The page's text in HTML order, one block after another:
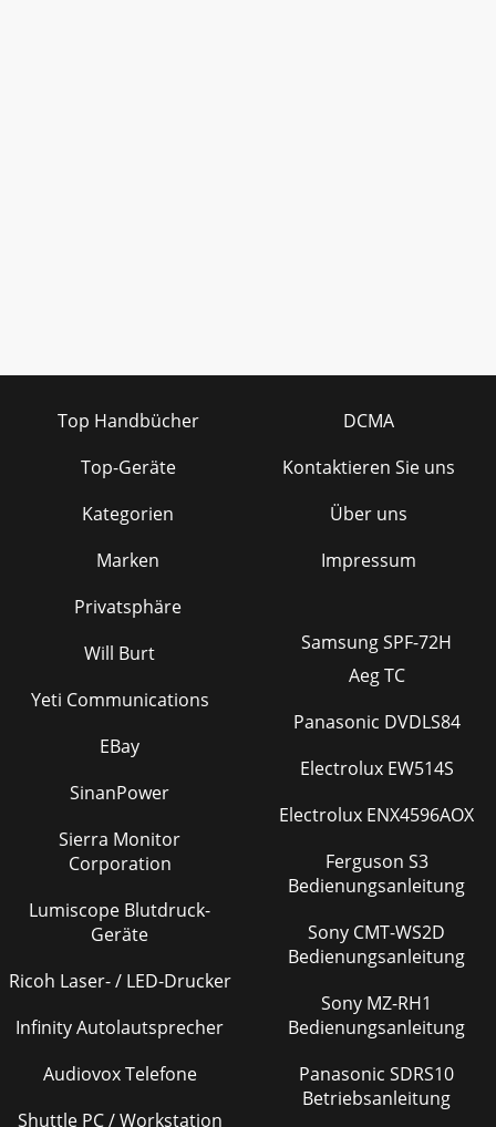
Top Handbücher
Top-Geräte
Kategorien
Marken
Privatsphäre
DCMA
Kontaktieren Sie uns
Über uns
Impressum
Will Burt
Yeti Communications
EBay
SinanPower
Sierra Monitor
Corporation
Lumiscope Blutdruck-
Geräte
Ricoh Laser- / LED-Drucker
Infinity Autolautsprecher
Audiovox Telefone
Shuttle PC / Workstation
Samsung SPF-72H
Aeg TC
Panasonic DVDLS84
Electrolux EW514S
Electrolux ENX4596AOX
Ferguson S3
Bedienungsanleitung
Sony CMT-WS2D
Bedienungsanleitung
Sony MZ-RH1
Bedienungsanleitung
Panasonic SDRS10
Betriebsanleitung